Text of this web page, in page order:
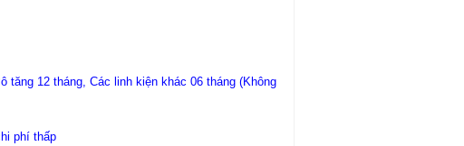
tăng 12 tháng, Các linh kiện khác 06 tháng (Không
phí thấp